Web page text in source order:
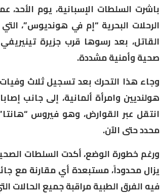
باشرت السلطات الإسبانية، يوم
الرحلات البحرية “إم في هونديوس”،
القاتل، بعد رسوها قرب جزيرة
صحية وأمنية مشددة.
وجاء هذا التحرك بعد تسجيل ثلاث
هولنديين وامرأة ألمانية، إلى جانب
انتقل عبر القوارض، وهو فيروس
محدد حتى الآن.
ورغم خطورة الوضع، أكدت السلطات
فيه الفرق الطبية مراقبة جميع الحالات